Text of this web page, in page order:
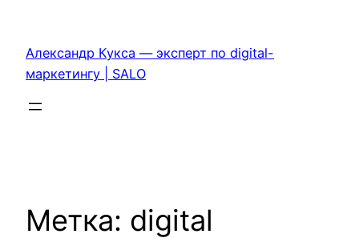
содержимому
Александр Кукса — эксперт по digital-
маркетингу | SALO
Метка: digital